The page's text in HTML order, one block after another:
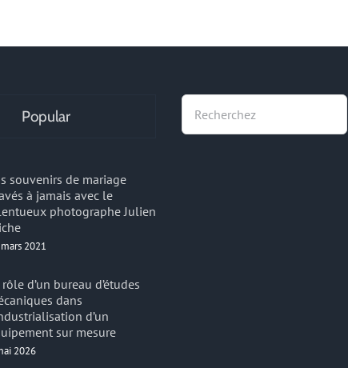
Popular
souvenirs de mariage
à jamais avec le
photographe Julien
2021
rôle d’un bureau d’études
dans
d’un
sur mesure
2026